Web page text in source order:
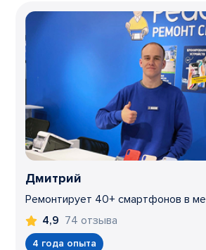
Дмитрий
Ремонтирует 40+ смартфонов в
4,9 74 отзыва
4 года опыта